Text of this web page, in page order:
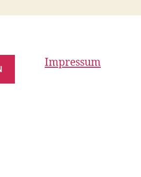
Impressum